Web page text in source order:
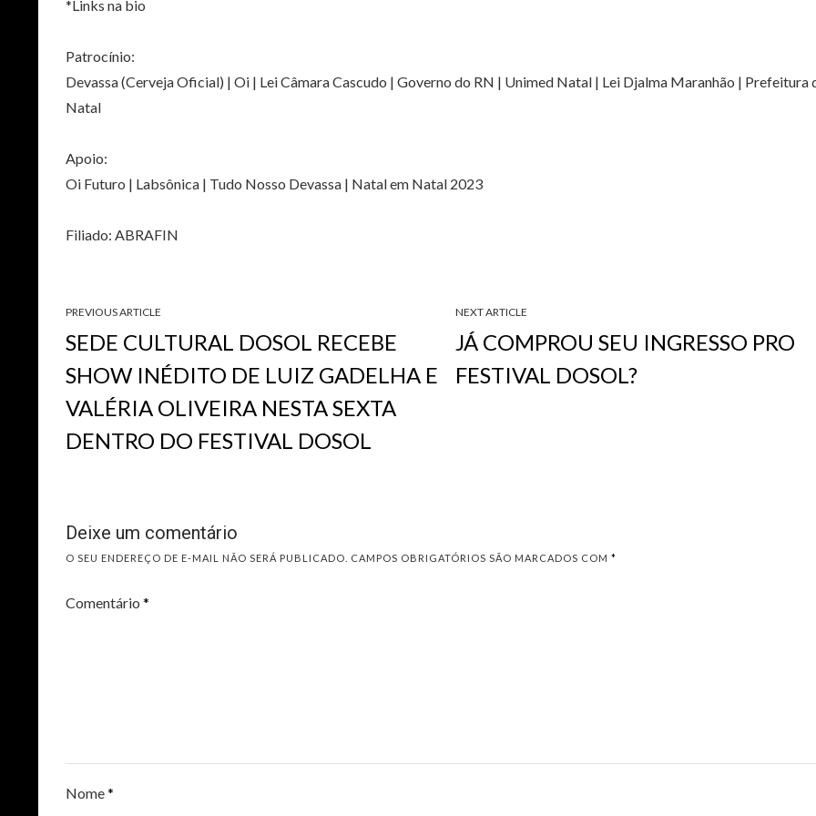
*Links na bio
Patrocínio:
Devassa (Cerveja Oficial) | Oi | Lei Câmara Cascudo | Governo do RN | Unimed Natal | Lei Djalma Maranhão | Prefeitura
Natal
Apoio:
Oi Futuro | Labsônica | Tudo Nosso Devassa | Natal em Natal 2023
Filiado: ABRAFIN
PREVIOUS ARTICLE
SEDE CULTURAL DOSOL RECEBE
SHOW INÉDITO DE LUIZ GADELHA E
VALÉRIA OLIVEIRA NESTA SEXTA
DENTRO DO FESTIVAL DOSOL
NEXT ARTICLE
JÁ COMPROU SEU INGRESSO PRO
FESTIVAL DOSOL?
Deixe um comentário
O SEU ENDEREÇO DE E-MAIL NÃO SERÁ PUBLICADO. CAMPOS OBRIGATÓRIOS SÃO MARCADOS COM *
Comentário *
Nome*